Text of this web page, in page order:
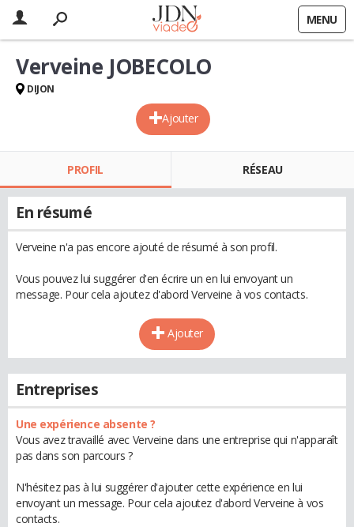
MENU
Ajouter
Verveine JOBECOLO
DIJON
PROFIL RÉSEAU
En résumé
Verveine n'a pas encore ajouté de résumé à son profil.
Vous pouvez lui suggérer d'en écrire un en lui envoyant un
message. Pour cela ajoutez d'abord Verveine à vos contacts.
Ajouter
Entreprises
Une expérience absente ?
Vous avez travaillé avec Verveine dans une entreprise qui n'apparaît
pas dans son parcours ?
N'hésitez pas à lui suggérer d'ajouter cette expérience en lui
envoyant un message. Pour cela ajoutez d'abord Verveine à vos
contacts.